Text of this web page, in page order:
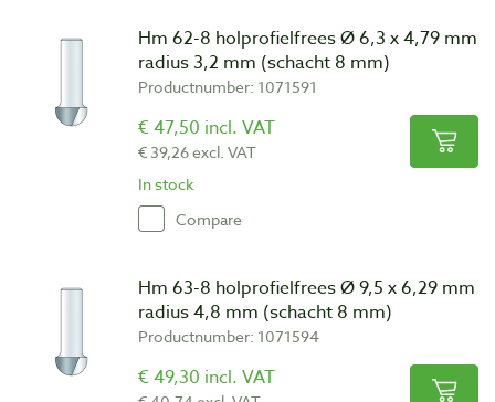
Hm 62-8 holprofielfrees Ø 6,3 x 4,79 mm
radius 3,2 mm (schacht 8 mm)
Productnumber: 1071591
€ 47,50 incl. VAT
€ 39,26 excl. VAT
In stock
Compare
Hm 63-8 holprofielfrees Ø 9,5 x 6,29 mm
radius 4,8 mm (schacht 8 mm)
Productnumber: 1071594
€ 49,30 incl. VAT